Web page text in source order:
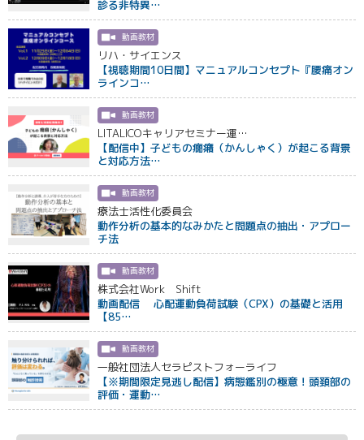
診る非特異…
動画教材
リハ・サイエンス
【視聴期間10日間】マニュアルコンセプト『腰痛オン
ラインコ…
動画教材
LITALICOキャリアセミナー運…
【配信中】子どもの癇癪（かんしゃく）が起こる背景
と対応方法…
動画教材
療法士活性化委員会
動作分析の基本的なみかたと問題点の抽出・アプロー
チ法
動画教材
株式会社Work Shift
動画配信 心配運動負荷試験（CPX）の基礎と活用
【85…
動画教材
一般社団法人セラピストフォーライフ
【※期間限定見逃し配信】病態鑑別の極意！頭頚部の
評価・運動…